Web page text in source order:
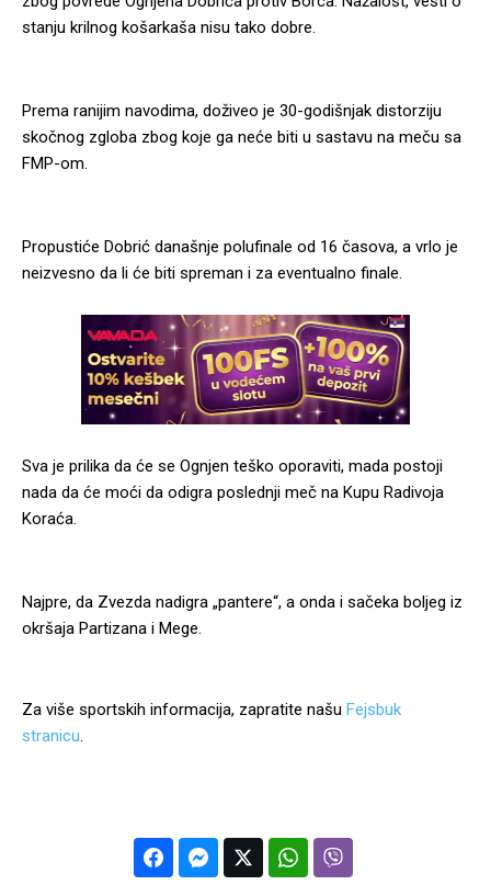
stanju krilnog košarkaša nisu tako dobre.
Prema ranijim navodima, doživeo je 30-godišnjak distorziju
skočnog zgloba zbog koje ga neće biti u sastavu na meču sa
FMP-om.
Propustiće Dobrić današnje polufinale od 16 časova, a vrlo je
neizvesno da li će biti spreman i za eventualno finale.
Sva je prilika da će se Ognjen teško oporaviti, mada postoji
nada da će moći da odigra poslednji meč na Kupu Radivoja
Koraća.
Najpre, da Zvezda nadigra „pantere“, a onda i sačeka boljeg iz
okršaja Partizana i Mege.
Za više sportskih informacija, zapratite našu Fejsbuk
stranicu.